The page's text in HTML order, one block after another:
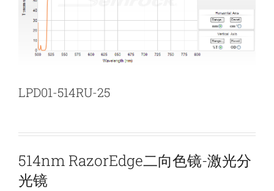
新闻和活动
关于量感
联系我们
LPD01-514RU-25
514nm RazorEdge二向色镜-激光分
光镜